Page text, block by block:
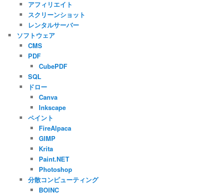
アフィリエイト
スクリーンショット
レンタルサーバー
ソフトウェア
CMS
PDF
CubePDF
SQL
ドロー
Canva
Inkscape
ペイント
FireAlpaca
GIMP
Krita
Paint.NET
Photoshop
分散コンピューティング
BOINC